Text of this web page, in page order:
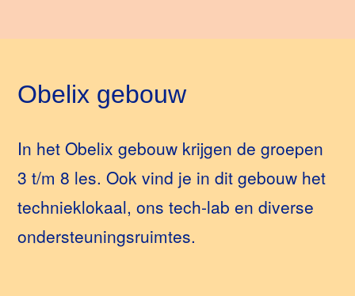
Obelix gebouw
In het Obelix gebouw krijgen de groepen
3 t/m 8 les. Ook vind je in dit gebouw het
technieklokaal, ons tech-lab en diverse
ondersteuningsruimtes.